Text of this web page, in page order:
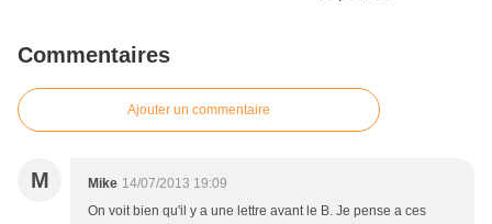
Commentaires
Ajouter un commentaire
M Mike 14/07/2013 19:09
On voit bien qu'il y a une lettre avant le B. Je pense a ces